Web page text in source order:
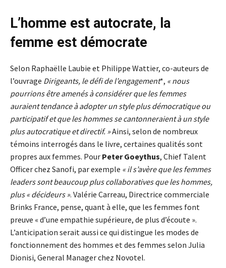
L’homme est autocrate, la
femme est démocrate
Selon Raphaëlle Laubie et Philippe Wattier, co-auteurs de
l’ouvrage Dirigeants, le défi de l’engagement*, « nous
pourrions être amenés à considérer que les femmes
auraient tendance à adopter un style plus démocratique ou
participatif et que les hommes se cantonneraient à un style
plus autocratique et directif. »Ainsi, selon de nombreux
témoins interrogés dans le livre, certaines qualités sont
propres aux femmes. Pour Peter Goeythus, Chief Talent
Officer chez Sanofi, par exemple « il s’avère que les femmes
leaders sont beaucoup plus collaboratives que les hommes,
plus « décideurs ». Valérie Carreau, Directrice commerciale
Brinks France, pense, quant à elle, que les femmes font
preuve « d’une empathie supérieure, de plus d’écoute ».
L’anticipation serait aussi ce qui distingue les modes de
fonctionnement des hommes et des femmes selon Julia
Dionisi, General Manager chez Novotel.